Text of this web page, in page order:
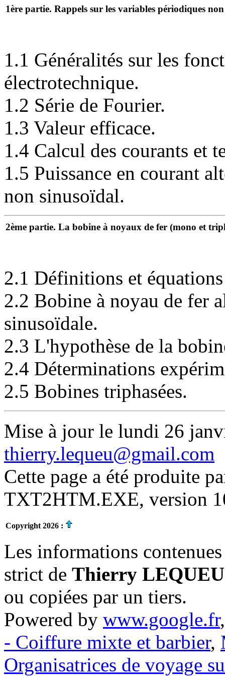
1ère partie. Rappels sur les variables périodiques
1.1 Généralités sur les
électrotechnique.
1.2 Série de Fourier.
1.3 Valeur efficace.
1.4 Calcul des courants et
1.5 Puissance en courant
non sinusoïdal.
2ème partie. La bobine à noyaux de fer (mono et
2.1 Définitions et équations
2.2 Bobine à noyau de fer
sinusoïdale.
2.3 L'hypothèse de la
2.4 Déterminations
2.5 Bobines triphasées.
Mise à jour le lundi 26
thierry.lequeu@gmail.com
Cette page a été produite
TXT2HTM.EXE, version
Copyright 2026 :
Les informations
strict de Thierry LEQUEU
ou copiées par un tiers.
Powered by www.google.fr
- Coiffure mixte et barbier,
Organisatrices de voyage